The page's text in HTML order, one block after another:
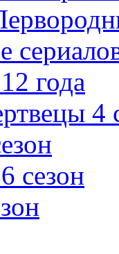
года
4
сезон